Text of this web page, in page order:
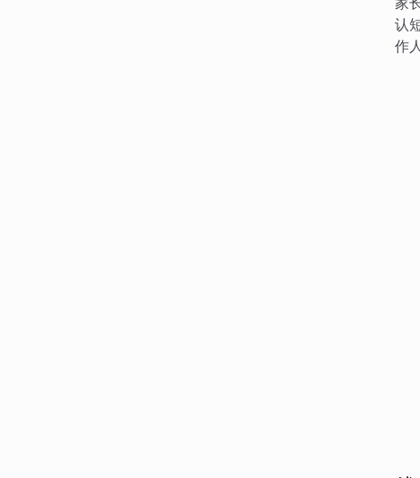
认
作